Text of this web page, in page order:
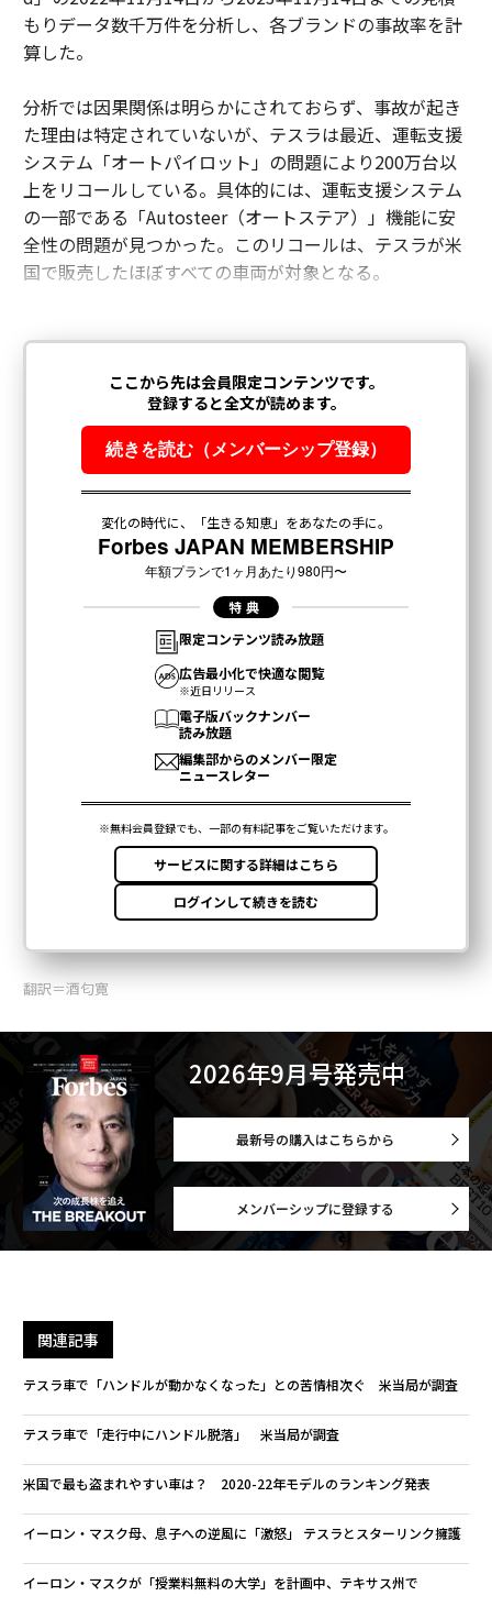
もりデータ数千万件を分析し、各ブランドの事故率を計
算した。
分析では因果関係は明らかにされておらず、事故が起き
た理由は特定されていないが、テスラは最近、運転支援
システム「オートパイロット」の問題により200万台以
上をリコールしている。具体的には、運転支援システム
の一部である「Autosteer（オートステア）」機能に安
全性の問題が見つかった。このリコールは、テスラが米
国で販売したほぼすべての車両が対象となる。
2026年9月号発売中
最新号の購入はこちらから
メンバーシップに登録する
テスラ車で「ハンドルが動かなくなった」との苦情相次ぐ 米当局が調査
テスラ車で「走行中にハンドル脱落」 米当局が調査
米国で最も盗まれやすい車は？ 2020-22年モデルのランキング発表
イーロン・マスク母、息子への逆風に「激怒」 テスラとスターリンク擁護
タグ： 自動運転 イーロン・マスク Tesla/テスラ 事故 運転
advertisement
無料のメールマガジンに登録
無料登録
左右する――「BAKUNE」のTEN
TIALが支える「挑戦者の明
設オフィス「Mobius Park」
がオープン──タマディック
“
グ
実